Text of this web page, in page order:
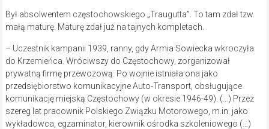
Był absolwentem częstochowskiego „Traugutta”. To tam zdał tzw.
małą maturę. Maturę zdał już na tajnych kompletach.
– Uczestnik kampanii 1939, ranny, gdy Armia Sowiecka wkroczyła
do Krzemieńca. Wróciwszy do Częstochowy, zorganizował
prywatną firmę przewozową. Po wojnie istniała ona jako
przedsiębiorstwo komunikacyjne Auto-Transport, obsługujące
komunikację miejską Częstochowy (w okresie 1946-49). (…) Przez
szereg lat pracownik Polskiego Związku Motorowego, m.in. jako
wykładowca, egzaminator, kierownik ośrodka szkoleniowego (…)